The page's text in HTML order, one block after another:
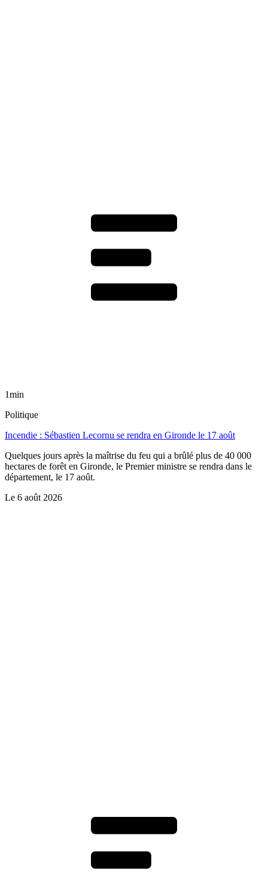
1min
Politique
Incendie : Sébastien Lecornu se rendra en Gironde le 17 août
Quelques jours après la maîtrise du feu qui a brûlé plus de 40 000
hectares de forêt en Gironde, le Premier ministre se rendra dans le
département, le 17 août.
Le 6 août 2026